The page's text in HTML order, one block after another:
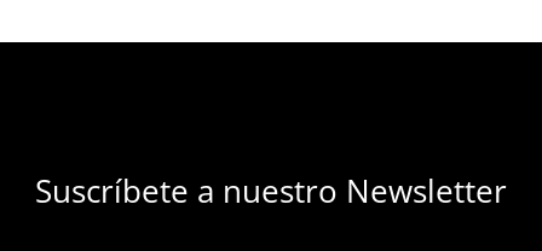
Suscríbete a nuestro Newsletter